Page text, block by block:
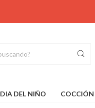
DIA DEL NIÑO COCCIÓN